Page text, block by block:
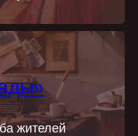
жителей